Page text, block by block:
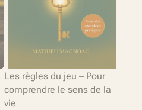
Les règles du jeu – Pour
comprendre le sens de la
vie